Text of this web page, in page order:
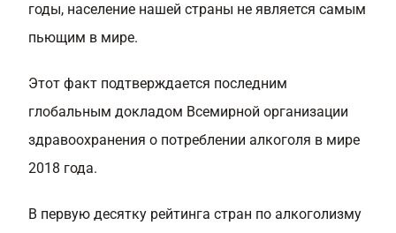
годы, население нашей страны не является самым
пьющим в мире.
Этот факт подтверждается последним
глобальным докладом Всемирной организации
здравоохранения о потреблении алкоголя в мире
2018 года.
В первую десятку рейтинга стран по алкоголизму